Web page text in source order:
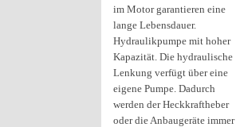
im Motor garantieren eine
lange Lebensdauer.
Hydraulikpumpe mit hoher
Kapazität. Die hydraulische
Lenkung verfügt über eine
eigene Pumpe. Dadurch
werden der Heckkraftheber
oder die Anbaugeräte immer